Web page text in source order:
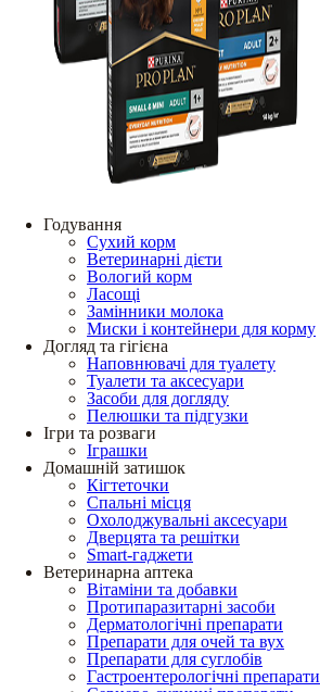
Годування
Сухий корм
Ветеринарні дієти
Вологий корм
Ласощі
Замінники молока
Миски і контейнери для корму
Догляд та гігієна
Наповнювачі для туалету
Туалети та аксесуари
Засоби для догляду
Пелюшки та підгузки
Ігри та розваги
Іграшки
Домашній затишок
Кігтеточки
Спальні місця
Охолоджувальні аксесуари
Дверцята та решітки
Smart-гаджети
Ветеринарна аптека
Вітаміни та добавки
Протипаразитарні засоби
Дерматологічні препарати
Препарати для очей та вух
Препарати для суглобів
Гастроентерологічні препарати